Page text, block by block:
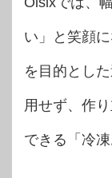
い」と笑顔
を目的とし
用せず、作
できる「冷